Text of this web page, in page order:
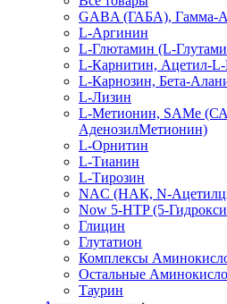
GABA (ГАБА), Гамма-
L-Аргинин
L-Глютамин (L-
L-Карнитин, Ацетил-
L-Карнозин, Бета-
L-Лизин
L-Метионин, SAMe
АденозилМетионин)
L-Орнитин
L-Тианин
L-Тирозин
NAC (НАК, N-
Now 5-HTP (5-
Глицин
Глутатион
Комплексы
Остальные
Таурин